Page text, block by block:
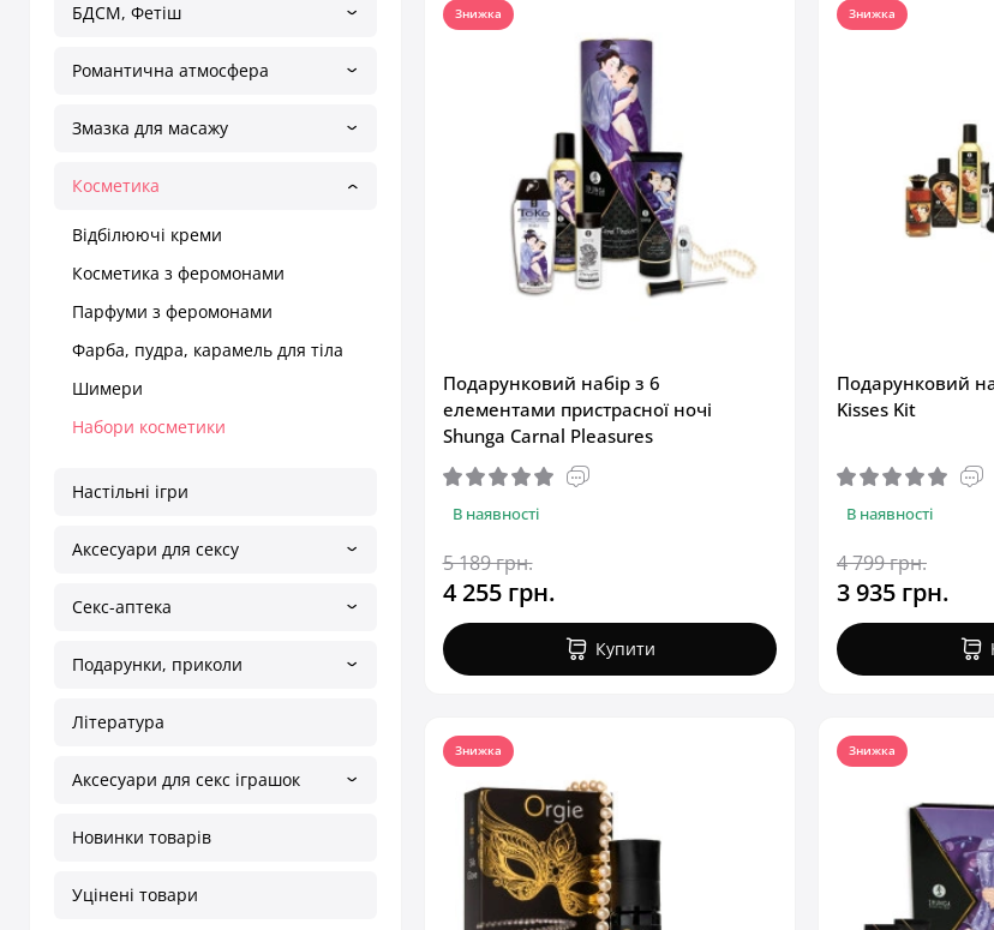
БДСМ, Фетіш
Романтична атмосфера
Змазка для масажу
Косметика
Відбілюючі креми
Косметика з феромонами
Парфуми з феромонами
Фарба, пудра, карамель для тіла
Шимери
Набори косметики
Настільні ігри
Аксесуари для сексу
Секс-аптека
Подарунки, приколи
Література
Аксесуари для секс іграшок
Новинки товарів
Уцінені товари
Знижка
Подарунковий набір з 6
елементами пристрасної ночі
Shunga Carnal Pleasures
В наявності
5 189 грн.
4 255 грн.
Купити
Знижка
Подарунковий
Kisses Kit
В наявності
4 799 грн.
3 935 грн.
Знижка Знижка